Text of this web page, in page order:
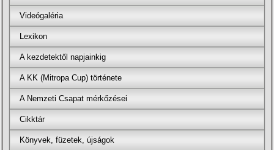
Videógaléria
Lexikon
A kezdetektől napjainkig
A KK (Mitropa Cup) története
A Nemzeti Csapat mérkőzései
Cikktár
Könyvek, füzetek, újságok